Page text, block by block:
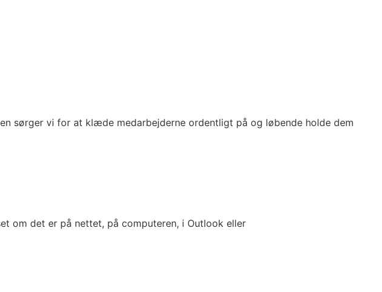
sørger vi for at klæde medarbejderne ordentligt på og løbende holde dem
om det er på nettet, på computeren, i Outlook eller